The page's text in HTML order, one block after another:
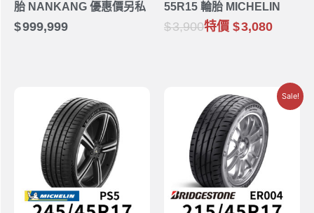
胎 NANKANG 優惠價另私
999,999
55R15 輪胎 MICHELIN
3,900特價 3,080
Sale!